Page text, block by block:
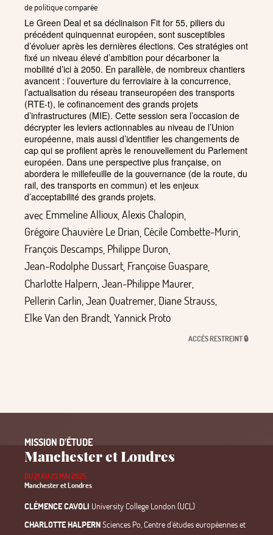
de politique comparée
Le Green Deal et sa déclinaison Fit for 55, piliers du
précédent quinquennat européen, sont susceptibles
d’évoluer après les dernières élections. Ces stratégies ont
fixé un niveau élevé d’ambition pour décarboner la
mobilité d’ici à 2050. En parallèle, de nombreux chantiers
avancent : l’ouverture du ferroviaire à la concurrence,
l’actualisation du réseau transeuropéen des transports
(RTE-t), le cofinancement des grands projets
d’infrastructures (MIE). Cette session sera l’occasion de
décrypter les leviers actionnables au niveau de l’Union
européenne, mais aussi d’identifier les changements de
cap qui se profilent après le renouvellement du Parlement
européen. Dans une perspective plus française, on
abordera le millefeuille de la gouvernance (de la route, du
rail, des transports en commun) et les enjeux
d’acceptabilité des grands projets.
avec Emmeline Allioux Alexis Chalopin
Grégoire Chauvière Le Drian Cécile Combette-Murin
François Descamps Philippe Duron
Jean-Rodolphe Dussart Françoise Guaspare
Charlotte Halpern Jean-Philippe Maurer
Pellerin Carlin Jean Quatremer Diane Strauss
Elke Van den Brandt Yannick Proto
ACCÈS RESTREINT 🔒
MISSION D’ÉTUDE
Manchester et Londres
DU 21 AU 23 MAI 2025
Manchester et Londres
CLÉMENCE CAVOLI University College London (UCL)
CHARLOTTE HALPERNSciences Po, Centre d’études européennes et